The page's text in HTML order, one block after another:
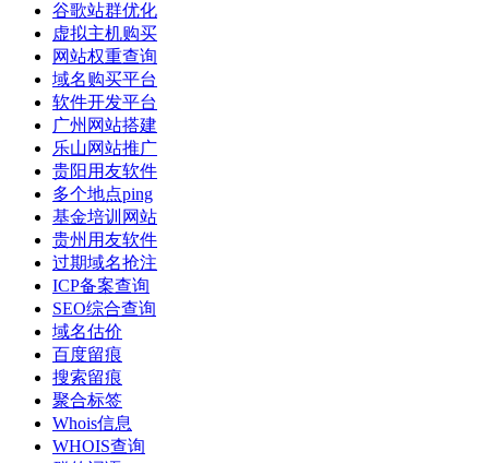
谷歌站群优化
虚拟主机购买
网站权重查询
域名购买平台
软件开发平台
广州网站搭建
乐山网站推广
贵阳用友软件
多个地点ping
基金培训网站
贵州用友软件
过期域名抢注
ICP备案查询
SEO综合查询
域名估价
百度留痕
搜索留痕
聚合标签
Whois信息
WHOIS查询